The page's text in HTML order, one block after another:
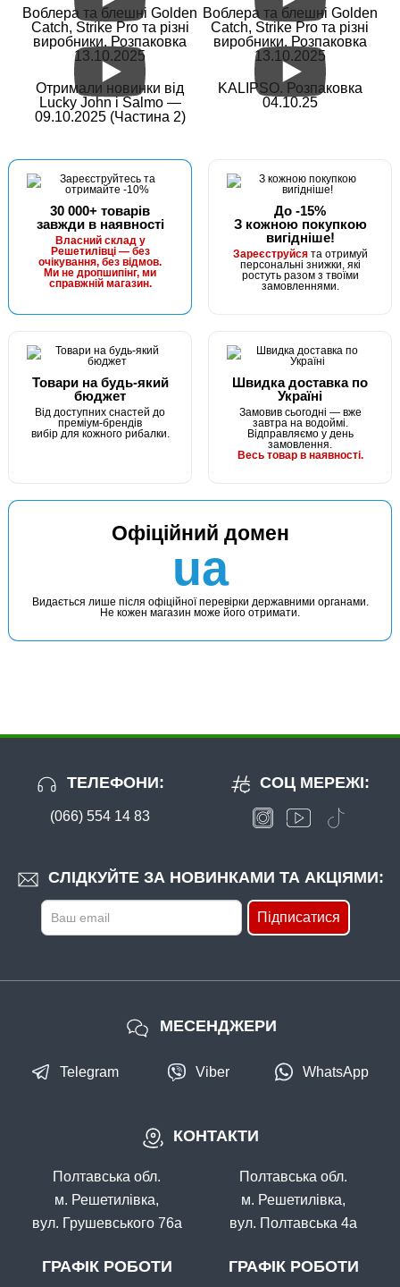
Воблера та блешні Golden
Catch, Strike Pro та різні
виробники. Розпаковка
13.10.2025
Воблера та блешні Golden
Catch, Strike Pro та різні
виробники. Розпаковка
13.10.2025
Отримали новинки від
Lucky John і Salmo —
09.10.2025 (Частина 2)
KALIPSO. Розпаковка
04.10.25
30 000+ товарів
завжди в наявності
Власний склад у
Решетилівці — без
очікування, без відмов.
Ми не дропшипінг, ми
справжній магазин.
До -15%
З кожною покупкою
вигідніше!
Зареєструйсята отримуй
персональні знижки, які
ростуть разом з твоїми
замовленнями.
Товари на будь-який
бюджет
Від доступних снастей до
преміум-брендів
вибір для кожного рибалки.
Швидка доставка по
Україні
Замовив сьогодні — вже
завтра на водоймі.
Відправляємо у день
замовлення.
Весь товар в наявності.
Офіційний домен
ua
Видається лише після офіційної перевірки державними органами.
Не кожен магазин може його отримати.
ТЕЛЕФОНИ:
(066) 554 14 83
СЛІДКУЙТЕ ЗА НОВИНКАМИ ТА АКЦІЯМИ:
Підписатися
СОЦ МЕРЕЖІ:
КОНТАКТИ
Полтавська обл.
м. Решетилівка,
вул. Грушевського 76а
ГРАФІК РОБОТИ
Полтавська обл.
м. Решетилівка,
вул. Полтавська 4а
ГРАФІК РОБОТИ
МЕСЕНДЖЕРИ
Telegram Viber WhatsApp